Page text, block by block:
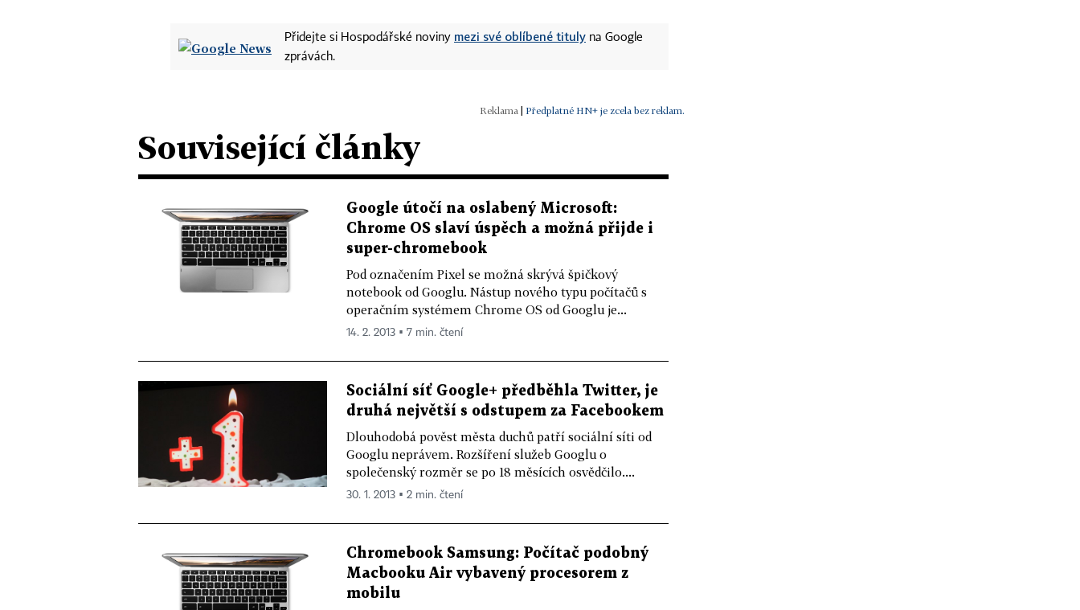
Přidejte si Hospodářské noviny mezi své oblíbené tituly na Google
zprávách.
| Předplatné HN+ je zcela bez reklam.
Související články
Google útočí na oslabený Microsoft:
Chrome OS slaví úspěch a možná přijde i
super-chromebook
Pod označením Pixel se možná skrývá špičkový
notebook od Googlu. Nástup nového typu počítačů s
operačním systémem Chrome OS od Googlu je...
14. 2. 2013 ▪ 7 min. čtení
Sociální síť Google+ předběhla Twitter, je
druhá největší s odstupem za Facebookem
Dlouhodobá pověst města duchů patří sociální síti od
Googlu neprávem. Rozšíření služeb Googlu o
společenský rozměr se po 18 měsících osvědčilo....
30. 1. 2013 ▪ 2 min. čtení
Chromebook Samsung: Počítač podobný
Macbooku Air vybavený procesorem z
mobilu